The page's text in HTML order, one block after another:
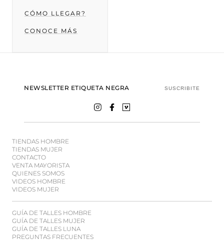
CÓMO LLEGAR?
CONOCE MÁS
TIENDAS HOMBRE
TIENDAS MUJER
CONTACTO
VENTA MAYORISTA
QUIENES SOMOS
VIDEOS HOMBRE
VIDEOS MUJER
GUÍA DE TALLES HOMBRE
GUÍA DE TALLES MUJER
GUÍA DE TALLES LUNA
PREGUNTAS FRECUENTES
NEWSLETTER ETIQUETA NEGRA SUSCRIBITE